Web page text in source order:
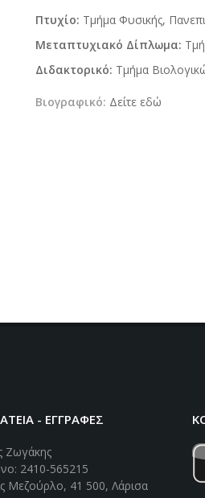
Πτυχίο: Τμήμα Φυσικής,
Μεταπτυχιακό Δίπλωμα:
Διδακτορικό: Τμήμα
Βιογραφικό: Δείτε εδώ
- ΕΓΓΡΑΦΕΣ
Ζωγάκης
2410-565215
Μεζούρλο, 41 500, Λάρισα